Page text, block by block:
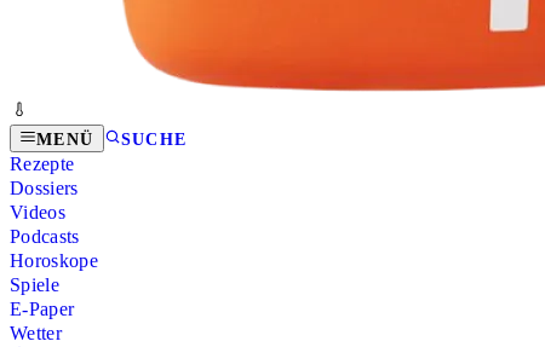
MENÜ SUCHE
Rezepte
Dossiers
Videos
Podcasts
Horoskope
Spiele
E-Paper
Wetter